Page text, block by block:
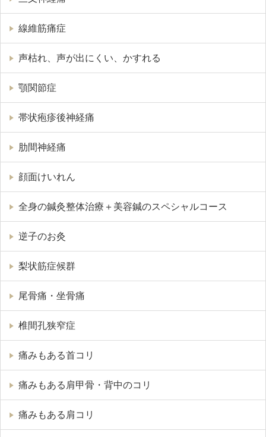
線維筋痛症
声枯れ、声が出にくい、かすれる
顎関節症
帯状疱疹後神経痛
肋間神経痛
顔面けいれん
全身の鍼灸整体治療＋美容鍼のスペシャルコース
逆子のお灸
梨状筋症候群
尾骨痛・坐骨痛
椎間孔狭窄症
痛みもある首コリ
痛みもある肩甲骨・背中のコリ
痛みもある肩コリ